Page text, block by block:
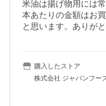
米油は揚げ物用には
本あたりの金額はお
と思います。ありが
購入したストア
株式会社 ジャパンフー